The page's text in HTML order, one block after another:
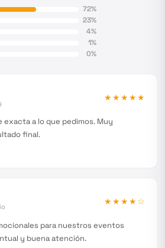
72%
23%
4%
1%
0%
★★★★★
exacta a lo que pedimos. Muy
final.
★★★★☆
para nuestros eventos
y buena atención.